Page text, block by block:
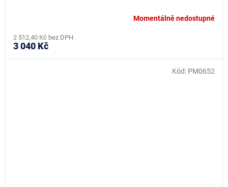
Momentálně nedostupné
2 512,40 Kč bez DPH
3 040 Kč
Kód: PM0652